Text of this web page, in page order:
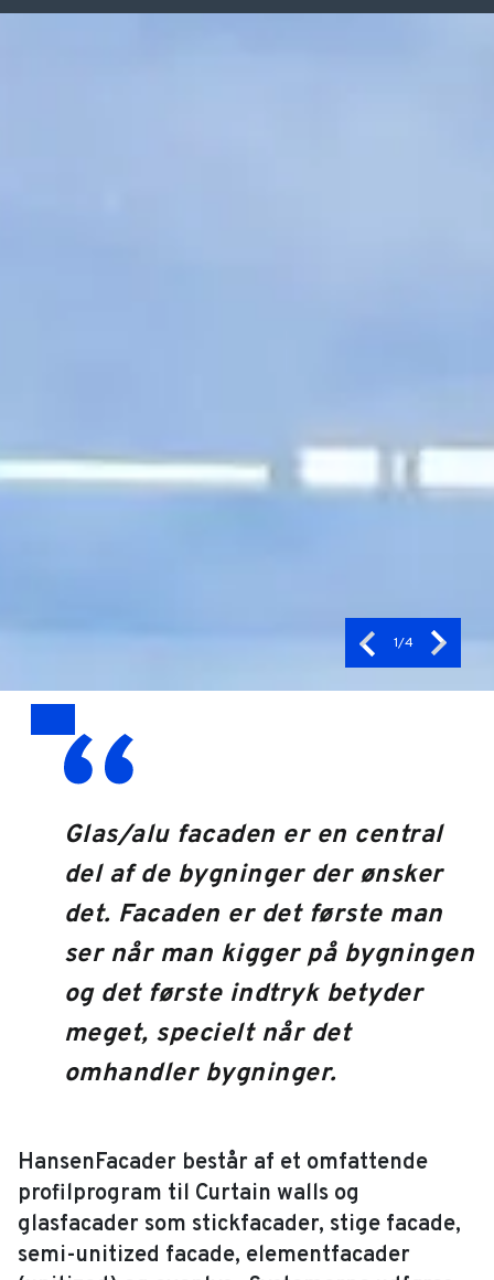
1/4
Walls-systemet eksemplificerer denne
innovation ved at tilbyde en forening af
miljøpåvirkninger, hvilket sikrer lang levetid
og reducerede vedligeholdelsesomkostninger.
Glas/alu facaden er en central
del af de bygninger der ønsker
det. Facaden er det første man
ser når man kigger på bygningen
og det første indtryk betyder
meget, specielt når det
omhandler bygninger.
HansenFacader består af et omfattende
profilprogram til Curtain walls og
glasfacader som stickfacader, stige facade,
semi-unitized facade, elementfacader